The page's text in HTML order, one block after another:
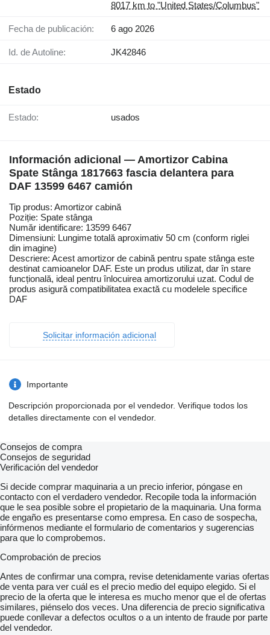
8017 km to "United States/Columbus"
Fecha de publicación: 6 ago 2026
Id. de Autoline: JK42846
Estado
Estado: usados
Información adicional — Amortizor Cabina
Spate Stânga 1817663 fascia delantera para
DAF 13599 6467 camión
Tip produs: Amortizor cabină
Poziție: Spate stânga
Număr identificare: 13599 6467
Dimensiuni: Lungime totală aproximativ 50 cm (conform riglei
din imagine)
Descriere: Acest amortizor de cabină pentru spate stânga este
destinat camioanelor DAF. Este un produs utilizat, dar în stare
funcțională, ideal pentru înlocuirea amortizorului uzat. Codul de
produs asigură compatibilitatea exactă cu modelele specifice
DAF
Solicitar información adicional
Importante
Descripción proporcionada por el vendedor. Verifique todos los
detalles directamente con el vendedor.
Consejos de compra
Consejos de seguridad
Verificación del vendedor
Si decide comprar maquinaria a un precio inferior, póngase en
contacto con el verdadero vendedor. Recopile toda la información
que le sea posible sobre el propietario de la maquinaria. Una forma
de engaño es presentarse como empresa. En caso de sospecha,
infórmenos mediante el formulario de comentarios y sugerencias
para que lo comprobemos.
Comprobación de precios
Antes de confirmar una compra, revise detenidamente varias ofertas
de venta para ver cuál es el precio medio del equipo elegido. Si el
precio de la oferta que le interesa es mucho menor que el de ofertas
similares, piénselo dos veces. Una diferencia de precio significativa
puede conllevar a defectos ocultos o a un intento de fraude por parte
del vendedor.